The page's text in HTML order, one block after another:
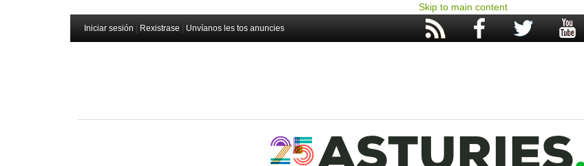
Skip to main content
Iniciar sesión Rexistrase Unvíanos les tos anuncies